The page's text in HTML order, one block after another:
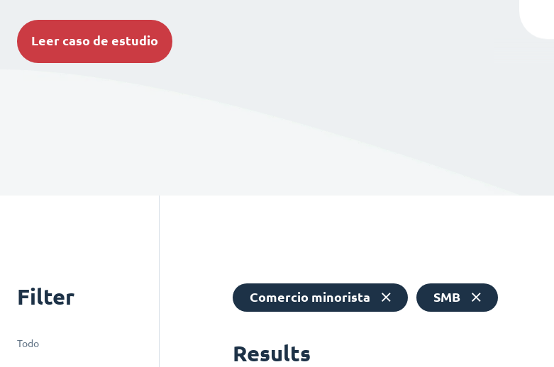
Leer caso de estudio
Filter
Todo
Comercio minorista SMB
Results